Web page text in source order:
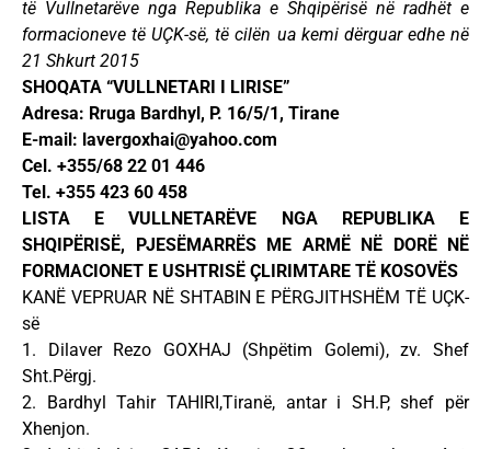
të Vullnetarëve nga Republika e Shqipërisë në radhët e
formacioneve të UÇK-së, të cilën ua kemi dërguar edhe në
21 Shkurt 2015
SHOQATA “VULLNETARI I LIRISE”
Adresa: Rruga Bardhyl, P. 16/5/1, Tirane
E-mail: lavergoxhai@yahoo.com
Cel. +355/68 22 01 446
Tel. +355 423 60 458
LISTA E VULLNETARËVE NGA REPUBLIKA E
SHQIPËRISË, PJESËMARRËS ME ARMË NË DORË NË
FORMACIONET E USHTRISË ÇLIRIMTARE TË KOSOVËS
KANË VEPRUAR NË SHTABIN E PËRGJITHSHËM TË UÇK-
së
1. Dilaver Rezo GOXHAJ (Shpëtim Golemi), zv. Shef
Sht.Përgj.
2. Bardhyl Tahir TAHIRI,Tiranë, antar i SH.P, shef për
Xhenjon.